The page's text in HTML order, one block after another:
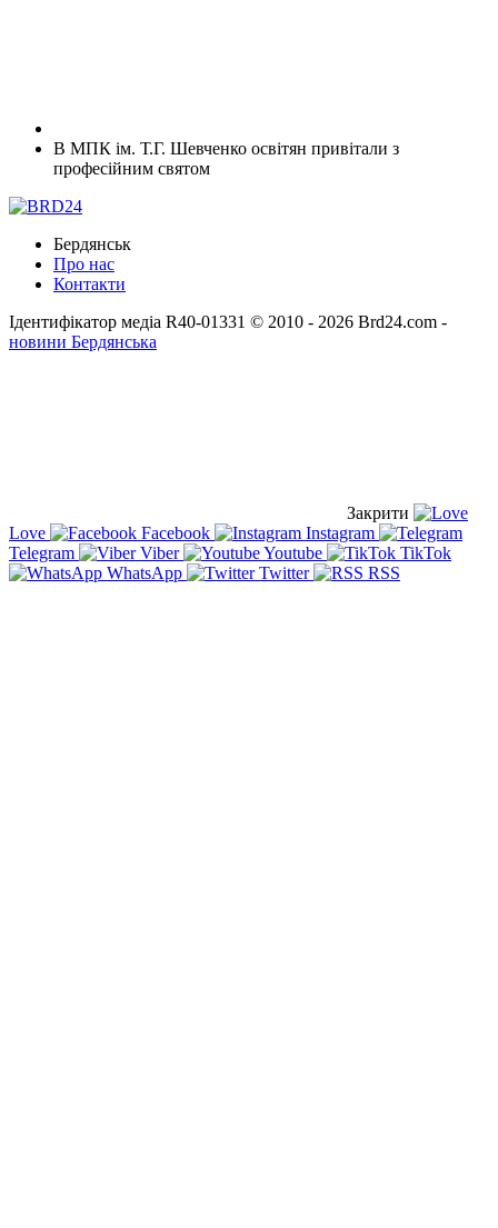
В МПК ім. Т.Г. Шевченко освітян привітали з
професійним святом
Бердянськ
Про нас
Контакти
Ідентифікатор медіа R40-01331 © 2010 - 2026 Brd24.com -
новини Бердянська
Закрити
Love
Facebook
Instagram
Telegram
Viber Youtube
TikTok
WhatsApp
Twitter RSS